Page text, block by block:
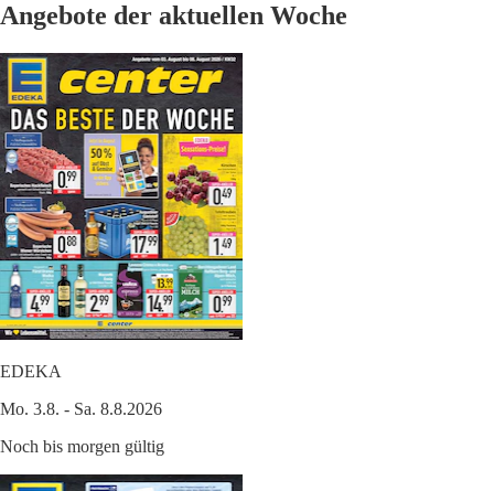
Angebote der aktuellen Woche
EDEKA
Mo. 3.8. - Sa. 8.8.2026
Noch bis morgen gültig